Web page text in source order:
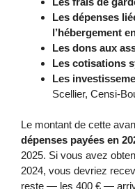
Les dépenses
l’hébergement
Les dons aux
Les cotisations
Les
Scellier, Censi-
Le montant de cette
dépenses payées en
2025. Si vous avez
2024, vous devriez
reste — les 400 € —